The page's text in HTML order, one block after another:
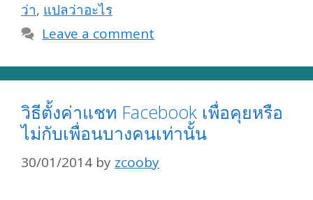
ว่า, แปลว่าอะไร
Leave a comment
วิธีตั้งค่าแชท Facebook เพื่อคุยหรือ
ไม่กับเพื่อนบางคนเท่านั้น
30/01/2014 by zcooby